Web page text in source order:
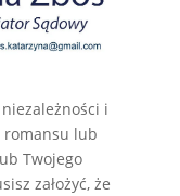
i
romansu lub
Twojego
założyć, że